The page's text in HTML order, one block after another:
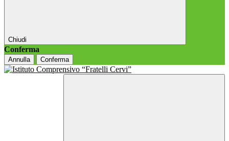
Chiudi
Conferma
Annulla Conferma